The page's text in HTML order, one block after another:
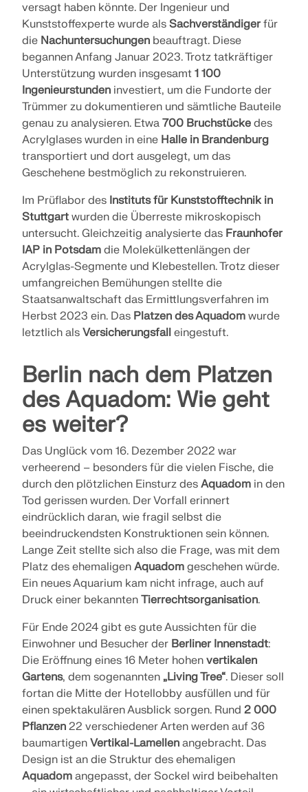
versagt haben könnte. Der Ingenieur und
Kunststoffexperte wurde als Sachverständiger für
die Nachuntersuchungen beauftragt. Diese
begannen Anfang Januar 2023. Trotz tatkräftiger
Unterstützung wurden insgesamt 1 100
Ingenieurstunden investiert, um die Fundorte der
Trümmer zu dokumentieren und sämtliche Bauteile
genau zu analysieren. Etwa 700 Bruchstücke des
Acrylglases wurden in eine Halle in Brandenburg
transportiert und dort ausgelegt, um das
Geschehene bestmöglich zu rekonstruieren.
Im Prüflabor des Instituts für Kunststofftechnik in
Stuttgart wurden die Überreste mikroskopisch
untersucht. Gleichzeitig analysierte das Fraunhofer
IAP in Potsdam die Molekülkettenlängen der
Acrylglas-Segmente und Klebestellen. Trotz dieser
umfangreichen Bemühungen stellte die
Staatsanwaltschaft das Ermittlungsverfahren im
Herbst 2023 ein. Das Platzen des Aquadom wurde
letztlich als Versicherungsfall eingestuft.
Berlin nach dem Platzen
des Aquadom: Wie geht
es weiter?
Das Unglück vom 16. Dezember 2022 war
verheerend – besonders für die vielen Fische, die
durch den plötzlichen Einsturz des Aquadom in den
Tod gerissen wurden. Der Vorfall erinnert
eindrücklich daran, wie fragil selbst die
beeindruckendsten Konstruktionen sein können.
Lange Zeit stellte sich also die Frage, was mit dem
Platz des ehemaligen Aquadom geschehen würde.
Ein neues Aquarium kam nicht infrage, auch auf
Druck einer bekannten Tierrechtsorganisation.
Für Ende 2024 gibt es gute Aussichten für die
Einwohner und Besucher der Berliner Innenstadt:
Die Eröffnung eines 16 Meter hohen vertikalen
Gartens, dem sogenannten „Living Tree“. Dieser soll
fortan die Mitte der Hotellobby ausfüllen und für
einen spektakulären Ausblick sorgen. Rund 2 000
Pflanzen 22 verschiedener Arten werden auf 36
baumartigen Vertikal-Lamellen angebracht. Das
Design ist an die Struktur des ehemaligen
Aquadom angepasst, der Sockel wird beibehalten